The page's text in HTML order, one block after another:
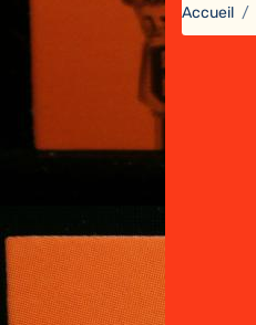
Accueil